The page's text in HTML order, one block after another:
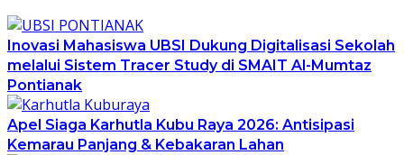
Inovasi Mahasiswa UBSI Dukung Digitalisasi Sekolah
melalui Sistem Tracer Study di SMAIT Al-Mumtaz
Pontianak
Apel Siaga Karhutla Kubu Raya 2026: Antisipasi
Kemarau Panjang & Kebakaran Lahan